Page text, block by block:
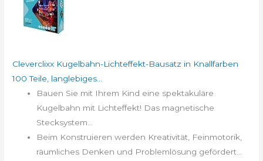
Cleverclixx Kugelbahn-Lichteffekt-Bausatz in Knallfarben
100 Teile, langlebiges...
Bauen Sie mit Ihrem Kind eine spektakuläre
Kugelbahn mit Lichteffekt! Das magnetische
Stecksystem...
Beim Konstruieren werden Kreativität, Feinmotorik,
räumliches Denken und Problemlösung gefördert...